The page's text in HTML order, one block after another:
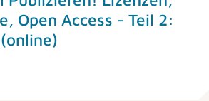
Open Access - Teil 2: